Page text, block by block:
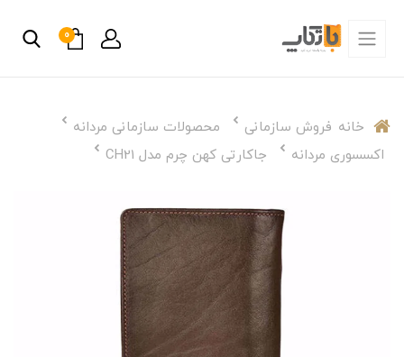
0
خانه فروش سازمانی
محصولات سازمانی مردانه
اکسسوری مردانه
جاکارتی کهن چرم مدل CH21